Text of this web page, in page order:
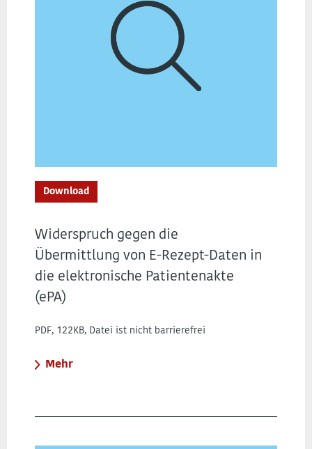
Download
Widerspruch gegen die
Übermittlung von E-Rezept-Daten in
die elektronische Patientenakte
(ePA)
PDF, 122KB, Datei ist nicht barrierefrei
Mehr